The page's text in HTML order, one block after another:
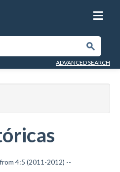
Submit
ADVANCED SEARCH
4:5 (2011-2012) --